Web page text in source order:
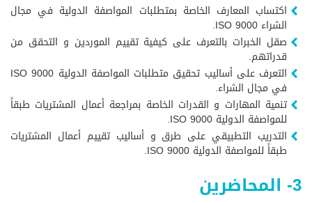
اكتساب المعارف الخاصة بمتطلبات المواصفة الدولية في مجال
الشراء ISO 9000.
صقل الخبرات بالتعرف على كيفية تقييم الموردين و التحقق من
قدراتهم.
التعرف على أساليب تحقيق متطلبات المواصفة الدولية ISO 9000
في مجال الشراء.
تنمية المهارات و القدرات الخاصة بمراجعة أعمال المشتريات طبقاً
للمواصفة الدولية ISO 9000.
التدريب التطبيقي على طرق و أساليب تقييم أعمال المشتريات
طبقاً للمواصفة الدولية ISO 9000.
3- المحاضرين